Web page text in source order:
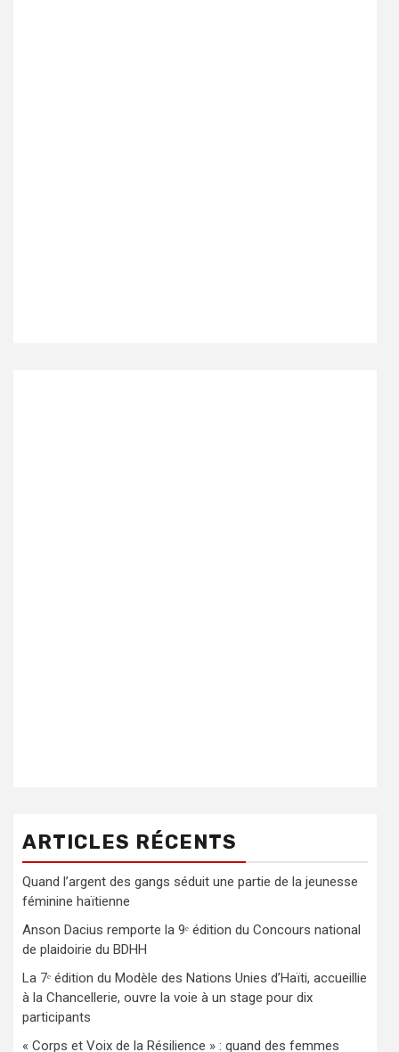
ARTICLES RÉCENTS
Quand l’argent des gangs séduit une partie de la jeunesse
féminine haïtienne
Anson Dacius remporte la 9ᵉ édition du Concours national
de plaidoirie du BDHH
La 7ᵉ édition du Modèle des Nations Unies d’Haïti, accueillie
à la Chancellerie, ouvre la voie à un stage pour dix
participants
« Corps et Voix de la Résilience » : quand des femmes